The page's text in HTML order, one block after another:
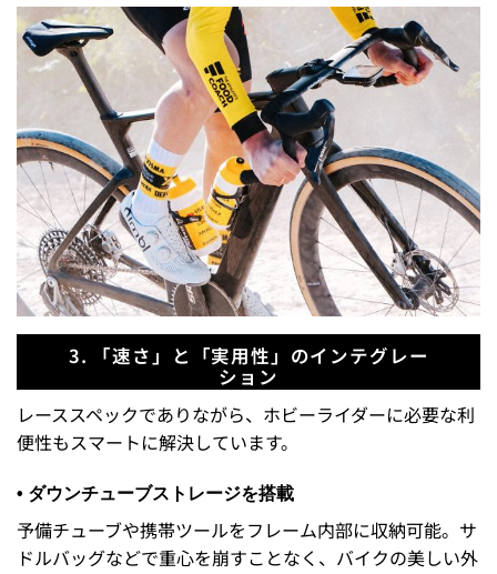
3. 「速さ」と「実用性」のインテグレー
ション
レーススペックでありながら、ホビーライダーに必要な利
便性もスマートに解決しています。
• ダウンチューブストレージを搭載
予備チューブや携帯ツールをフレーム内部に収納可能。サ
ドルバッグなどで重心を崩すことなく、バイクの美しい外